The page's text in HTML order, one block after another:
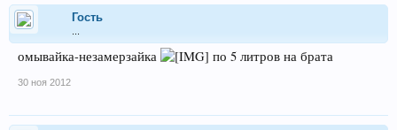
Гость
омывайка-незамерзайка по 5 литров на брата
30 ноя 2012